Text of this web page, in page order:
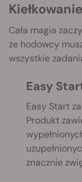
Kiełkowanie
Cała magia
że hodowcy
wszystkie
Easy
Easy Start
Produkt
znacznie